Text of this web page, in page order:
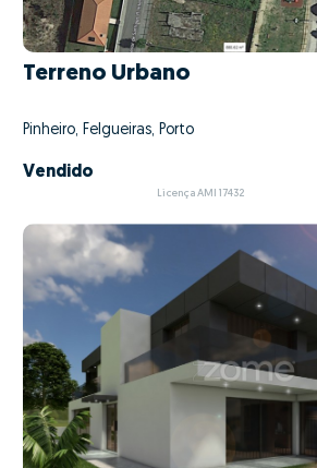
Terreno Urbano
Pinheiro, Felgueiras, Porto
Vendido
Licença AMI 17432